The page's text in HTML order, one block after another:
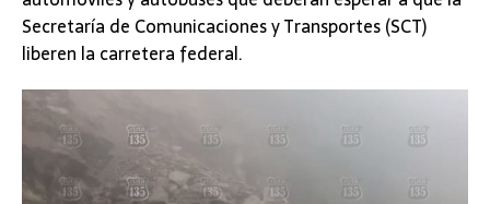
Secretaría de Comunicaciones y Transportes (SCT)
liberen la carretera federal.